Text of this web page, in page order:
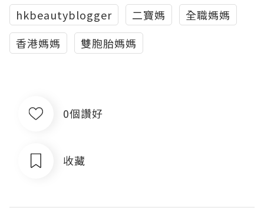
hkbeautyblogger
二寶媽
全職媽媽
香港媽媽
雙胞胎媽媽
0個讚好
收藏